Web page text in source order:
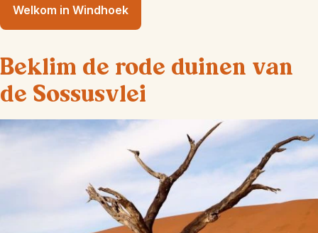
Welkom in Windhoek
Beklim de rode duinen van
de Sossusvlei